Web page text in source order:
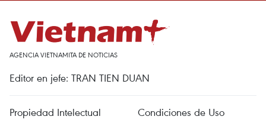
AGENCIA VIETNAMITA DE NOTICIAS
Editor en jefe: TRAN TIEN DUAN
Propiedad Intelectual
Condiciones de Uso